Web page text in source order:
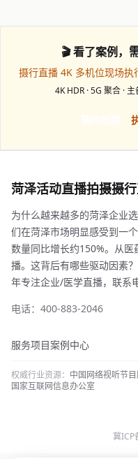
🎬 看了案例，
摄行直播 4K 多机位现场执
4K HDR · 5G 聚合 ·
菏泽活动直播拍摄摄
为什么越来越多的菏泽企业
们在菏泽市场明显感受到一
数量同比增长约150%。从
播。这背后有哪些驱动因素
年专注企业/医学直播，联系
电话：400-883-2046
服务项目案例中心
权威行业资源： 中国网络视听节
国家互联网信息办公室
冀ICP